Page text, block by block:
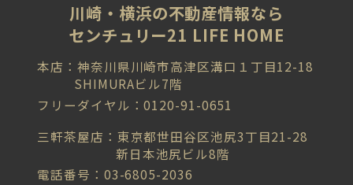
川崎・横浜の不動産情報なら
センチュリー21 LIFE HOME
本店：神奈川県川崎市高津区溝口１丁目12-18
SHIMURAビル7階
フリーダイヤル：0120-91-0651
三軒茶屋店：東京都世田谷区池尻3丁目21-28
新日本池尻ビル8階
電話番号：03-6805-2036